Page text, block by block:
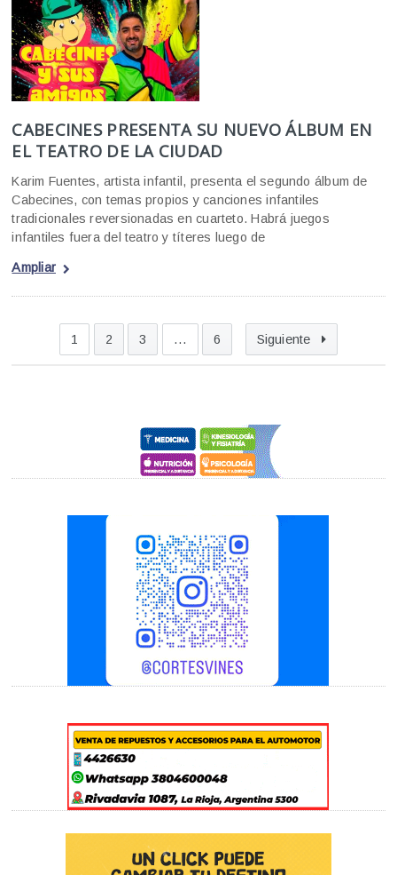
CABECINES PRESENTA SU NUEVO ÁLBUM EN
EL TEATRO DE LA CIUDAD
Karim Fuentes, artista infantil, presenta el segundo álbum de
Cabecines, con temas propios y canciones infantiles
tradicionales reversionadas en cuarteto. Habrá juegos
infantiles fuera del teatro y títeres luego de
Ampliar
1 2 3 … 6 Siguiente